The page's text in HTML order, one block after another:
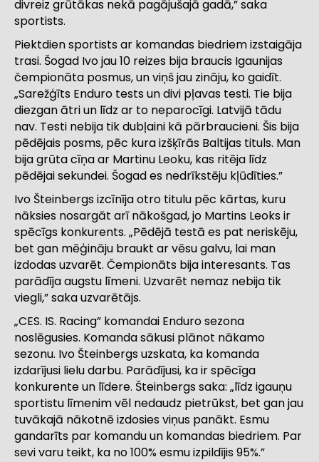
divreiz grūtākas nekā pagājušajā gadā,” saka
sportists.
Piektdien sportists ar komandas biedriem izstaigāja
trasi. Šogad Ivo jau 10 reizes bija braucis Igaunijas
čempionāta posmus, un viņš jau zināju, ko gaidīt.
„Sarežģīts Enduro tests un divi pļavas testi. Tie bija
diezgan ātri un līdz ar to neparocīgi. Latvijā tādu
nav. Testi nebija tik dubļaini kā pārbraucieni. Šis bija
pēdējais posms, pēc kura izšķīrās Baltijas tituls. Man
bija grūta cīņa ar Martinu Leoku, kas ritēja līdz
pēdējai sekundei. Šogad es nedrīkstēju kļūdīties.”
Ivo Šteinbergs izcīnīja otro titulu pēc kārtas, kuru
nāksies nosargāt arī nākošgad, jo Martins Leoks ir
spēcīgs konkurents. „Pēdējā testā es pat neriskēju,
bet gan mēģināju braukt ar vēsu galvu, lai man
izdodas uzvarēt. Čempionāts bija interesants. Tas
parādīja augstu līmeni. Uzvarēt nemaz nebija tik
viegli,” saka uzvarētājs.
„CES. IS. Racing” komandai Enduro sezona
noslēgusies. Komanda sākusi plānot nākamo
sezonu. Ivo Šteinbergs uzskata, ka komanda
izdarījusi lielu darbu. Parādījusi, ka ir spēcīga
konkurente un līdere. Šteinbergs saka: „līdz igauņu
sportistu līmenim vēl nedaudz pietrūkst, bet gan jau
tuvākajā nākotnē izdosies viņus panākt. Esmu
gandarīts par komandu un komandas biedriem. Par
sevi varu teikt, ka no 100% esmu izpildījis 95%.”